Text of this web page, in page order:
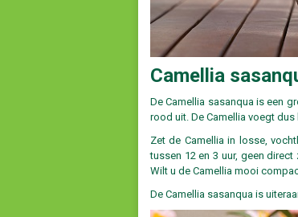
Camellia
De Camellia sasanqua is een
rood uit. De Camellia voegt
Zet de Camellia in losse,
tussen 12 en 3 uur, geen
Wilt u de Camellia mooi
De Camellia sasanqua is